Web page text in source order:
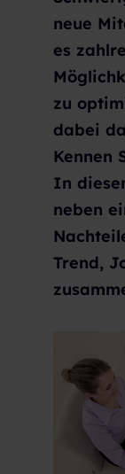
neue
es
zu
dabei
Kennen
In
neben
Trend,